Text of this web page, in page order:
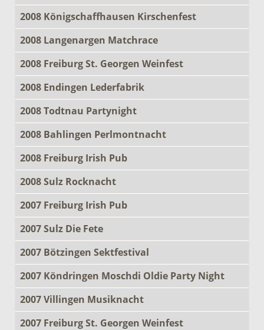
2008 Königschaffhausen Kirschenfest
2008 Langenargen Matchrace
2008 Freiburg St. Georgen Weinfest
2008 Endingen Lederfabrik
2008 Todtnau Partynight
2008 Bahlingen Perlmontnacht
2008 Freiburg Irish Pub
2008 Sulz Rocknacht
2007 Freiburg Irish Pub
2007 Sulz Die Fete
2007 Bötzingen Sektfestival
2007 Köndringen Moschdi Oldie Party Night
2007 Villingen Musiknacht
2007 Freiburg St. Georgen Weinfest